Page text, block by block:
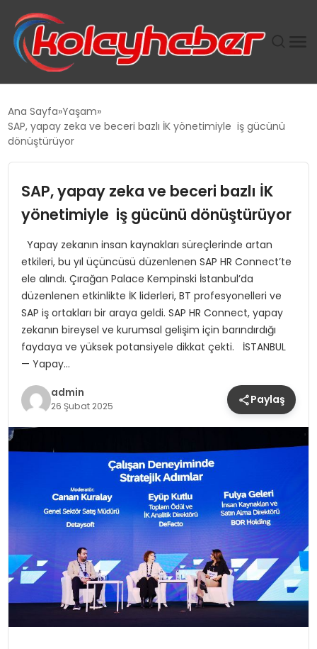
SUWEN’IN İSTIHDAM MODELI EKONOMIDE KADIN
TANYER YAPI ZEMIN MÜHENDISLIĞINDE HEDEF
BÜYÜTTÜ
TOROSLAR’DA PAZAR GERGİNLİĞİ!
Ana Sayfa Yaşam
SAP, yapay zeka ve beceri bazlı İK yönetimiyle iş gücünü
dönüştürüyor
SAP, yapay zeka ve beceri bazlı İK
yönetimiyle iş gücünü dönüştürüyor
Yapay zekanın insan kaynakları süreçlerinde artan
etkileri, bu yıl üçüncüsü düzenlenen SAP HR Connect’te
ele alındı. Çırağan Palace Kempinski İstanbul’da
düzenlenen etkinlikte İK liderleri, BT profesyonelleri ve
SAP iş ortakları bir araya geldi. SAP HR Connect, yapay
zekanın bireysel ve kurumsal gelişim için barındırdığı
faydaya ve yüksek potansiyele dikkat çekti. İSTANBUL
— Yapay…
admin
26 Şubat 2025 Paylaş